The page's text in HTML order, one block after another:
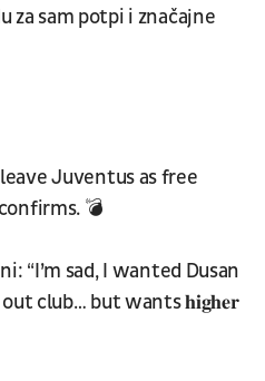
za sam potpi i značajne
Juventus as free
💣
“I’m sad, I wanted Dusan
club… but wants 𝐡𝐢𝐠𝐡𝐞𝐫